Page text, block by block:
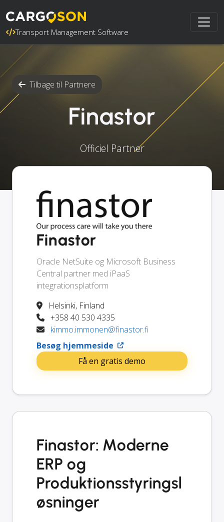
Transport Management Software
Tilbage til Partnere
Finastor
Officiel Partner
Finastor
Oracle NetSuite og Microsoft Business
Central partner med iPaaS
integrationsplatform
Helsinki, Finland
+358 40 530 4335
kimmo.immonen@finastor.fi
Besøg hjemmeside
Få en gratis demo
Finastor: Moderne
ERP og
Produktionsstyringsl
øsninger